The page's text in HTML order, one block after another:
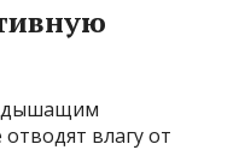
дышащим
влагу от